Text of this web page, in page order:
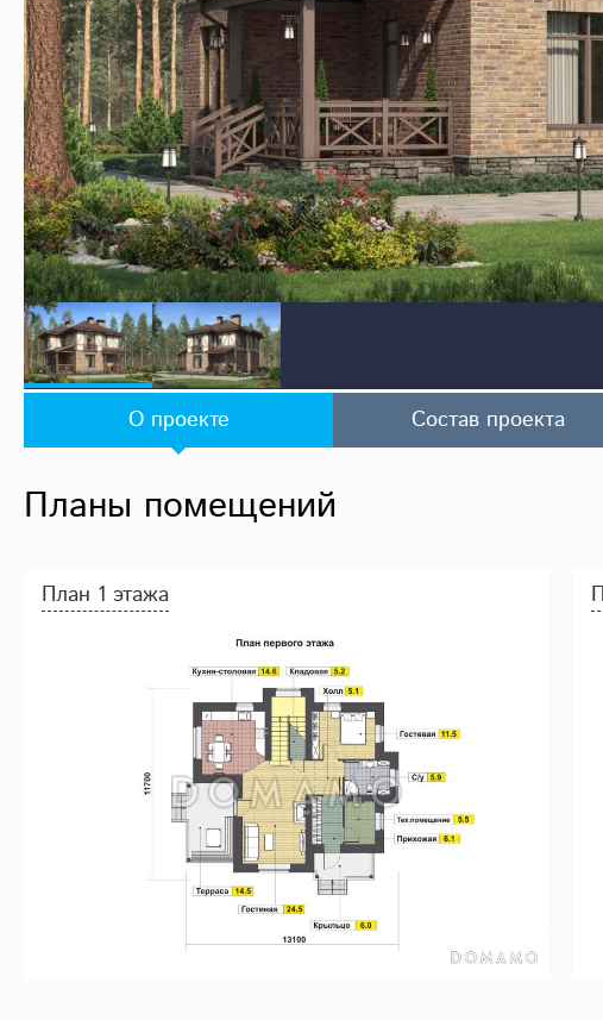
О проекте Состав проекта
Планы помещений
План 1 этажа